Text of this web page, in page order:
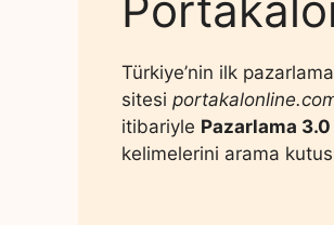
Türkiye’nin ilk
sitesi
itibariyle Pazarlama 3.0
kelimelerini arama